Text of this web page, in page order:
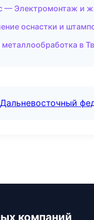
— Электромонтаж и
оснастки и
в
компаний